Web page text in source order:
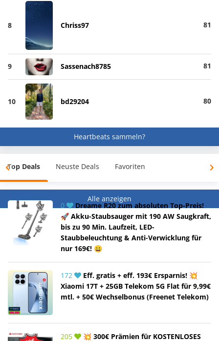
8 Chriss97 81
9 Sassenach8785 81
10 bd29204 80
Heartbeats sammeln?
Top Deals Neuste Deals Favoriten
Alle anzeigen
0
Dreame R20 zum absoluten Top-Preis!
🚀 Akku-Staubsauger mit 190 AW Saugkraft,
bis zu 90 Min. Laufzeit, LED-
Staubbeleuchtung & Anti-Verwicklung für
nur 169€! 😀
172
Eff. gratis + eff. 193€ Ersparnis! 💥
Xiaomi 17T + 25GB Telekom 5G Flat für 9,99€
mtl. + 50€ Wechselbonus (Freenet Telekom)
205
💥 300€ Prämien für KOSTENLOSES